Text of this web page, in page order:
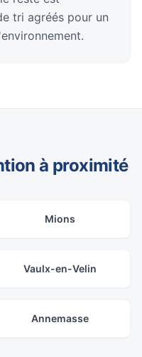
tri agréés pour un
à proximité
Mions
Vaulx-en-Velin
Annemasse